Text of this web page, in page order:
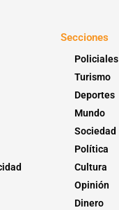
Secciones
Policiales
Turismo
Deportes
Mundo
Sociedad
Política
Cultura
Opinión
Dinero